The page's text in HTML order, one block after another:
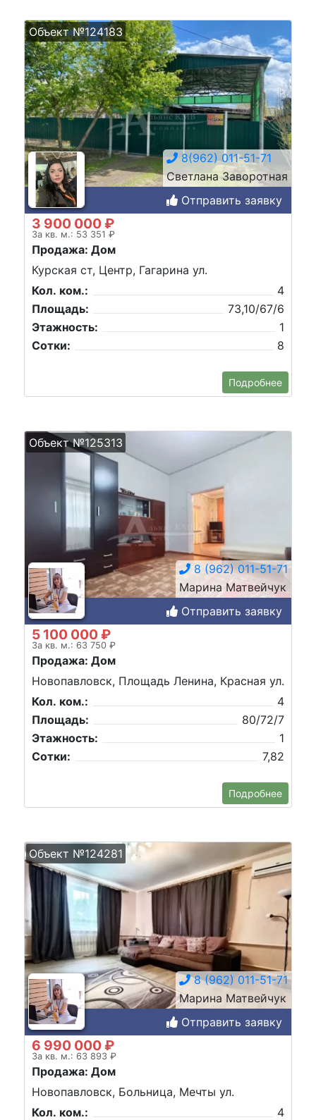
Объект №124183
8(962) 011-51-71
Светлана Заворотная
Отправить заявку
3 900 000 ₽
За кв. м.: 53 351 ₽
Продажа: Дом
Курская ст, Центр, Гагарина ул.
Кол. ком.:
4
Площадь:
73,10/67/6
Этажность:
1
Сотки:
8
Подробнее
Объект №125313
8 (962) 011-51-71
Марина Матвейчук
Отправить заявку
5 100 000 ₽
За кв. м.: 63 750 ₽
Продажа: Дом
Новопавловск, Площадь Ленина, Красная ул.
Кол. ком.:
4
Площадь:
80/72/7
Этажность:
1
Сотки:
7,82
Подробнее
Объект №124281
8 (962) 011-51-71
Марина Матвейчук
Отправить заявку
6 990 000 ₽
За кв. м.: 63 893 ₽
Продажа: Дом
Новопавловск, Больница, Мечты ул.
Кол. ком.:
4